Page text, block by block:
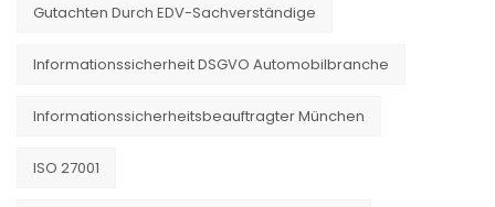
Gutachten Durch EDV-Sachverständige
Informationssicherheit DSGVO Automobilbranche
Informationssicherheitsbeauftragter München
ISO 27001